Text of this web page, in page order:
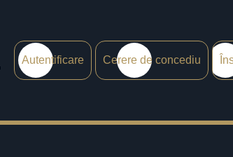
Autentificare Cerere de concediu